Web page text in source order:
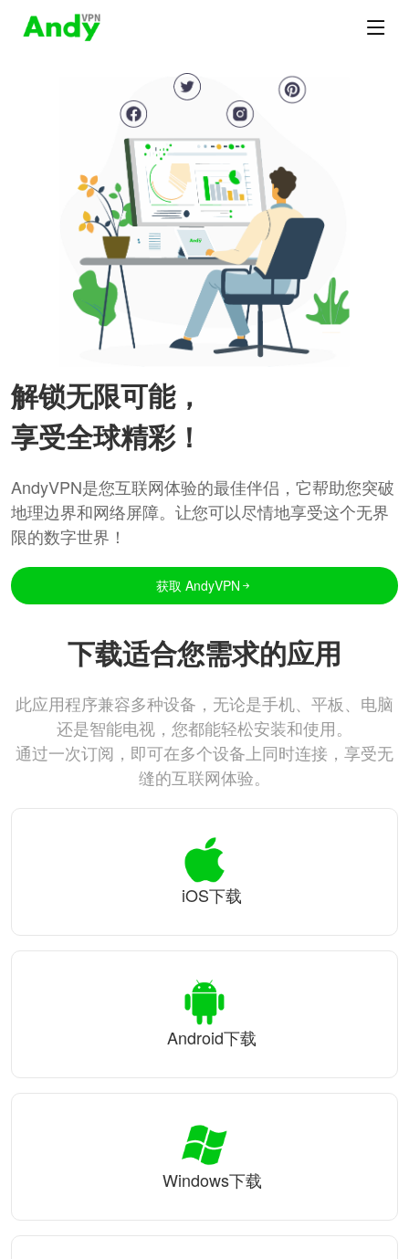
解锁无限可能，
享受全球精彩！
AndyVPN是您互联网体验的最佳伴侣，它帮助您突破
地理边界和网络屏障。让您可以尽情地享受这个无界
限的数字世界！
获取 AndyVPN
下载适合您需求的应用
此应用程序兼容多种设备，无论是手机、平板、电脑
还是智能电视，您都能轻松安装和使用。
通过一次订阅，即可在多个设备上同时连接，享受无
缝的互联网体验。
iOS下载
Android下载
Windows下载